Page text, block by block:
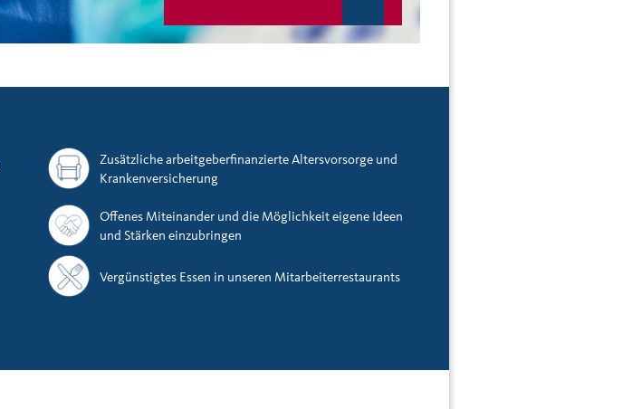
Zusätzliche arbeitgeberfinanzierte Altersvorsorge und
Krankenversicherung
Offenes Miteinander und die Möglichkeit eigene Ideen
und Stärken einzubringen
Vergünstigtes Essen in unseren Mitarbeiterrestaurants